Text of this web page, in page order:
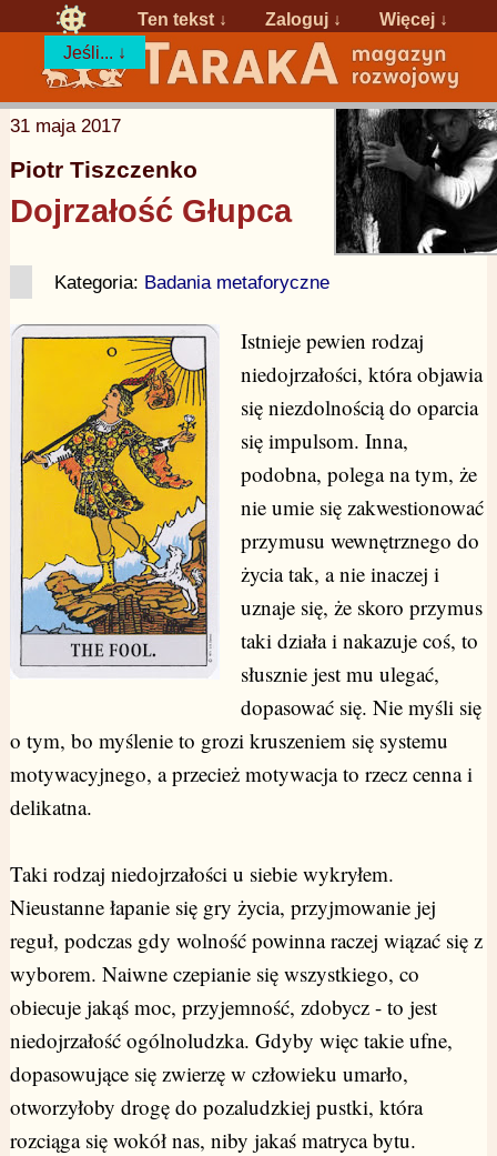
Ten tekst ↓ Zaloguj ↓
Więcej ↓
Jeśli... ↓
31 maja 2017
Piotr Tiszczenko
Dojrzałość Głupca
Kategoria: Badania metaforyczne
Istnieje pewien rodzaj
niedojrzałości, która objawia
się niezdolnością do oparcia
się impulsom. Inna,
podobna, polega na tym, że
nie umie się zakwestionować
przymusu wewnętrznego do
życia tak, a nie inaczej i
uznaje się, że skoro przymus
taki działa i nakazuje coś, to
słusznie jest mu ulegać,
dopasować się. Nie myśli się
o tym, bo myślenie to grozi kruszeniem się systemu
motywacyjnego, a przecież motywacja to rzecz cenna i
delikatna.
Taki rodzaj niedojrzałości u siebie wykryłem.
Nieustanne łapanie się gry życia, przyjmowanie jej
reguł, podczas gdy wolność powinna raczej wiązać się z
wyborem. Naiwne czepianie się wszystkiego, co
obiecuje jakąś moc, przyjemność, zdobycz - to jest
niedojrzałość ogólnoludzka. Gdyby więc takie ufne,
dopasowujące się zwierzę w człowieku umarło,
otworzyłoby drogę do pozaludzkiej pustki, która
rozciąga się wokół nas, niby jakaś matryca bytu.